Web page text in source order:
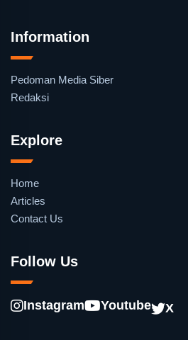
Information
Pedoman Media Siber
Redaksi
Explore
Home
Articles
Contact Us
Follow Us
Instagram Youtube X